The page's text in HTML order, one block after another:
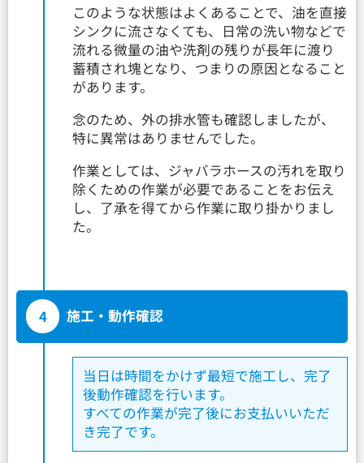
このような状態はよくあることで、油を直接
シンクに流さなくても、日常の洗い物などで
流れる微量の油や洗剤の残りが長年に渡り
蓄積され塊となり、つまりの原因となること
があります。
念のため、外の排水管も確認しましたが、
特に異常はありませんでした。
作業としては、ジャバラホースの汚れを取り
除くための作業が必要であることをお伝え
し、了承を得てから作業に取り掛かりまし
た。
4 施工・動作確認
当日は時間をかけず最短で施工し、完了
後動作確認を行います。
すべての作業が完了後にお支払いいただ
き完了です。